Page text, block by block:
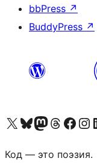
bbPress ↗
BuddyPress ↗
Посетите нас в X (ранее Twitter)
Посетите нашу учётную запись в Bluesky
Посетите нашу ленту в
Посетите нашу учётную запись в
Посетите нашу
Код — это поэзия.